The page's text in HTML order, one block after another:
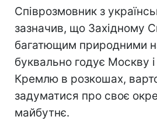
Співрозмовник з
зазначив, що Західному
багатющим природними
буквально годує Москву
Кремлю в розкошах,
задуматися про своє
майбутнє.